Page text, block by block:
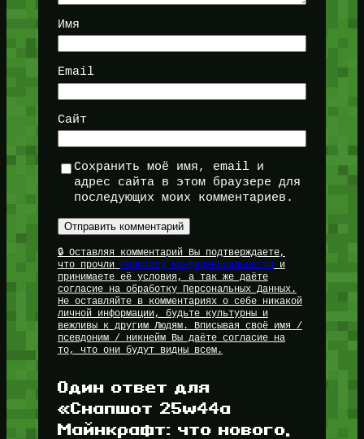
Имя
Email
Сайт
Сохранить моё имя, email и
адрес сайта в этом браузере для
последующих моих комментариев.
🔒 Оставляя комментарий Вы подтверждаете,
что прочли Политику Конфиденциальностии
принимаете её условия, а так же даёте
согласие на обработку Персональных Данных.
Не оставляйте в комментариях о себе никакой
личной информации, будьте культурны и
вежливы к другим Людям. Вписывая своё имя /
псевдоним / никнейм Вы даёте согласие на
то, что они будут видны всем.
Один ответ для
«Снапшот 25w44a
Майнкрафт: что нового,